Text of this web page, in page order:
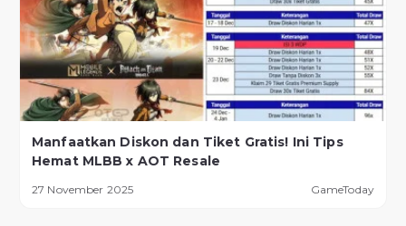
Manfaatkan Diskon dan Tiket Gratis! Ini Tips
Hemat MLBB x AOT Resale
27 November 2025 GameToday